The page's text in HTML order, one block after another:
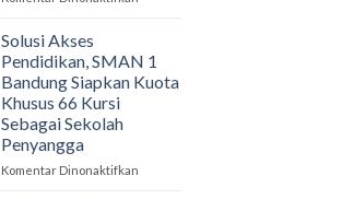
Bali!
Siswa
SMAN
Solusi Akses
Pendidikan, SMAN 1
Bandung Siapkan Kuota
Khusus 66 Kursi
Sebagai Sekolah
Penyangga
Komentar Dinonaktifkan